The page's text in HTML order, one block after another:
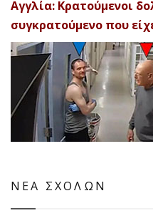
Αγγλία: Κρατούμενοι
συγκρατούμενο που
ΝΕΑ ΣΧΟΛΩΝ